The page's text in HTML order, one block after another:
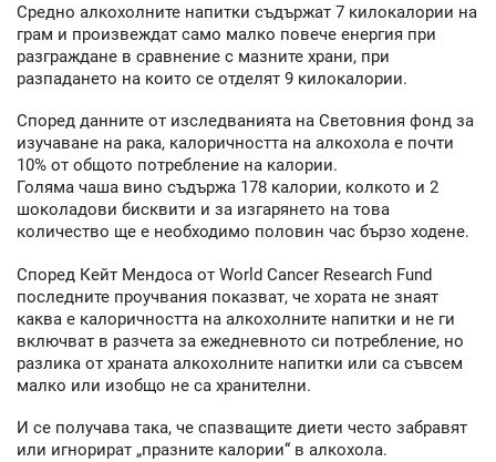
Средно алкохолните напитки съдържат 7 килокалории на
грам и произвеждат само малко повече енергия при
разграждане в сравнение с мазните храни, при
разпадането на които се отделят 9 килокалории.
Според данните от изследванията на Световния фонд за
изучаване на рака, калоричността на алкохола е почти
10% от общото потребление на калории.
Голяма чаша вино съдържа 178 калории, колкото и 2
шоколадови бисквити и за изгарянето на това
количество ще е необходимо половин час бързо ходене.
Според Кейт Мендоса от World Cancer Research Fund
последните проучвания показват, че хората не знаят
каква е калоричността на алкохолните напитки и не ги
включват в разчета за ежедневното си потребление, но
разлика от храната алкохолните напитки или са съвсем
малко или изобщо не са хранителни.
И се получава така, че спазващите диети често забравят
или игнорират „празните калории“ в алкохола.